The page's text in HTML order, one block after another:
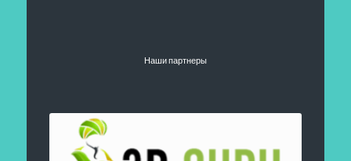
Наши партнеры